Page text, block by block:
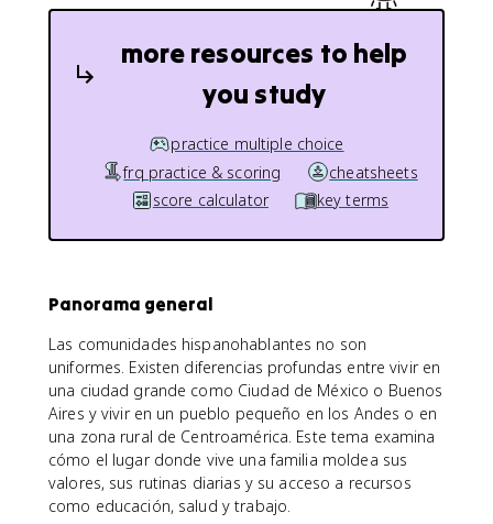
more resources to help
you study
practice multiple choice
frq practice & scoring
cheatsheets
score calculator
key terms
Panorama general
Las comunidades hispanohablantes no son
uniformes. Existen diferencias profundas entre vivir en
una ciudad grande como Ciudad de México o Buenos
Aires y vivir en un pueblo pequeño en los Andes o en
una zona rural de Centroamérica. Este tema examina
cómo el lugar donde vive una familia moldea sus
valores, sus rutinas diarias y su acceso a recursos
como educación, salud y trabajo.